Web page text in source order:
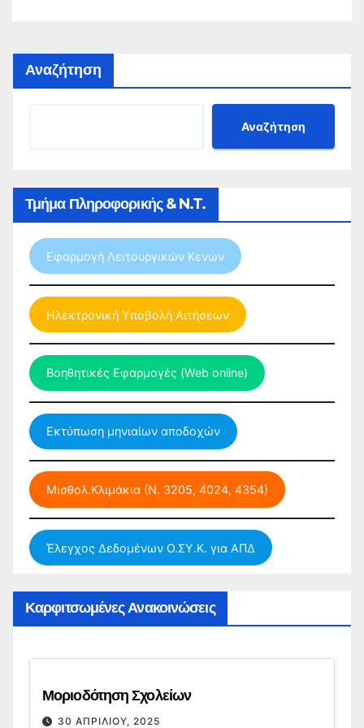
Αναζήτηση
Αναζήτηση
Τμήμα Πληροφορικής & N.T.
Εφαρμογή Λειτουργικών Κενών
Ηλεκτρονική Υποβολή Αιτήσεων
Βοηθητικές Εφαρμογές (Web online)
Εκτύπωση μηνιαίων αποδοχών
Μισθολ.Κλιμάκια (Ν. 3205, 4024, 4354)
Έλεγχος Δεδομένων Ο.ΣΥ.Κ. για ΑΠΔ
Καρφιτσωμένες Ανακοινώσεις
Μοριοδότηση Σχολείων
30 ΑΠΡΙΛΊΟΥ, 2025